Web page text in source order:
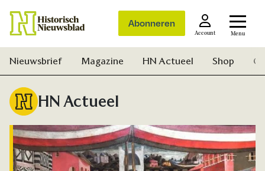
Abonneren
Account Menu
Nieuwsbrief Magazine HN Actueel Shop
HN Actueel